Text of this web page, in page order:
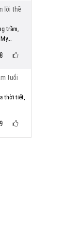
lời thề
trầm,
tuổi
thời tiết,